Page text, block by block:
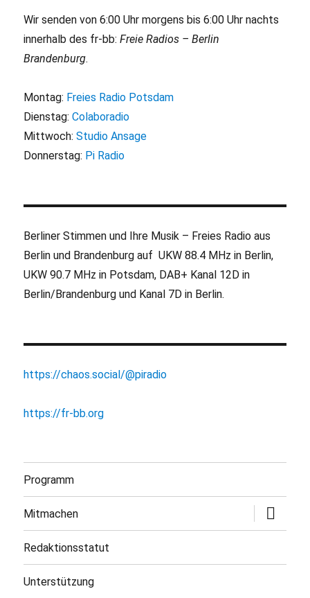
Wir senden von 6:00 Uhr morgens bis 6:00 Uhr nachts
innerhalb des fr-bb:Freie Radios – Berlin
Brandenburg.
Montag: Freies Radio Potsdam
Dienstag:Colaboradio
Mittwoch:Studio Ansage
Donnerstag: Pi Radio
Berliner Stimmen und Ihre Musik – Freies Radio aus
Berlin und Brandenburg auf UKW 88.4 MHz in Berlin,
UKW 90.7 MHz in Potsdam, DAB+ Kanal 12D in
Berlin/Brandenburg und Kanal 7D in Berlin.
https://chaos.social/@piradio
https://fr-bb.org
Programm
Mitmachen
öffnen
Redaktionsstatut
Unterstützung